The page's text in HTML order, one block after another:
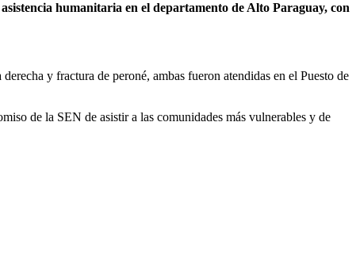
humanitaria en el departamento de Alto Paraguay, con
y fractura de peroné, ambas fueron atendidas en el Puesto de
de la SEN de asistir a las comunidades más vulnerables y de